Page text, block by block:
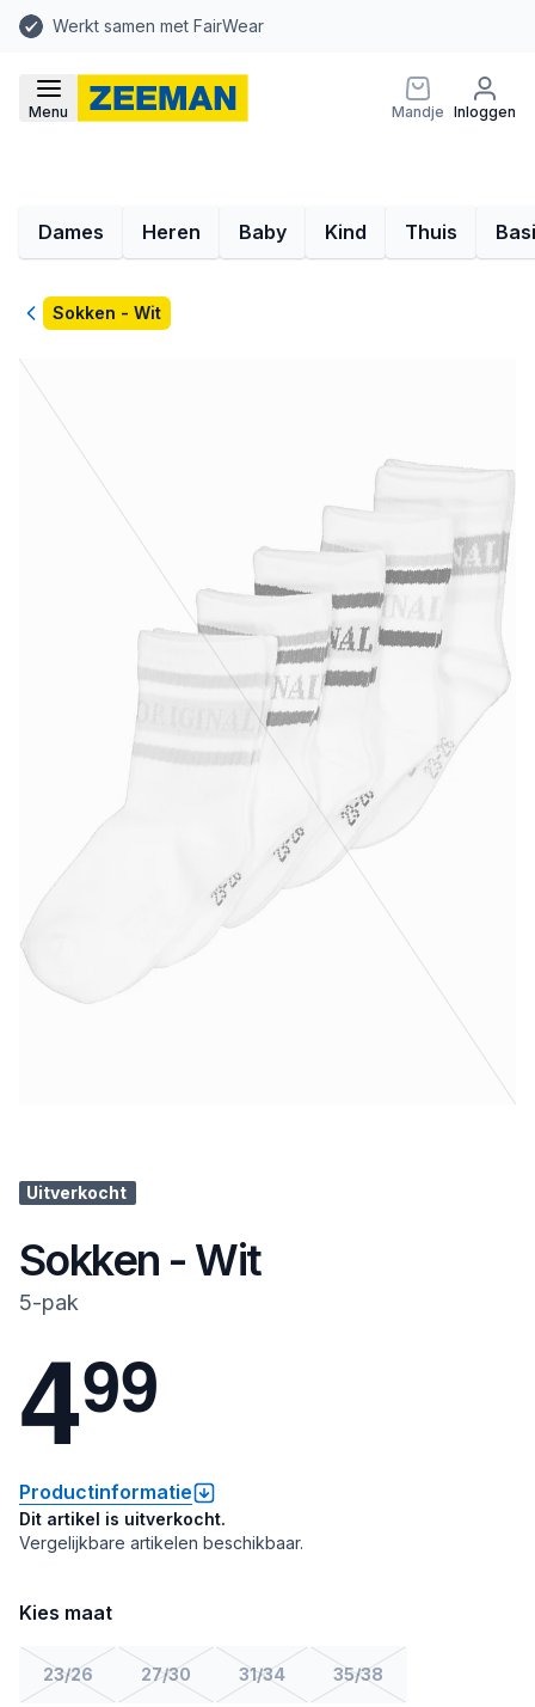
Werkt samen met FairWear
Menu Mandje Inloggen
Dames Heren Baby Kind Thuis
TerugSokken - Wit
Uitverkocht
Sokken - Wit
5-pak
499
Productinformatie
Dit artikel is uitverkocht.
Vergelijkbare artikelen beschikbaar.
Kies maat
23/26 27/30 31/34 35/38